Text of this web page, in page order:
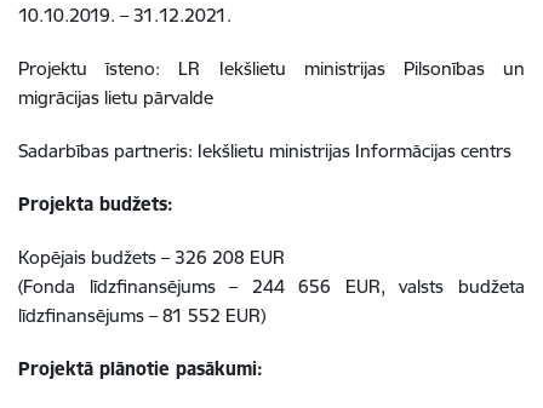
10.10.2019. – 31.12.2021.
Projektu īsteno: LR Iekšlietu ministrijas Pilsonības un
migrācijas lietu pārvalde
Sadarbības partneris: Iekšlietu ministrijas Informācijas centrs
Projekta budžets:
Kopējais budžets – 326 208 EUR
(Fonda līdzfinansējums – 244 656 EUR, valsts budžeta
līdzfinansējums – 81 552 EUR)
Projektā plānotie pasākumi: